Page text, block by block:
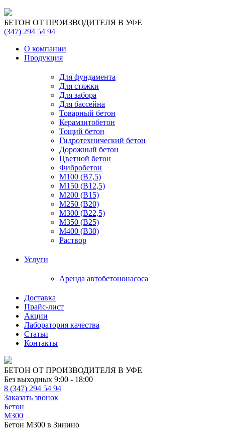
БЕТОН ОТ ПРОИЗВОДИТЕЛЯ В УФЕ
(347) 294 54 94
О компании
Продукция
Для фундамента
Для стяжки
Для забора
Для бассейна
Товарный бетон
Керамзитобетон
Тощий бетон
Гидротехнический бетон
Дорожный бетон
Цветной бетон
Фибробетон
М100 (В7,5)
М150 (В12,5)
М200 (В15)
М250 (В20)
М300 (В22,5)
М350 (В25)
М400 (В30)
Раствор
Услуги
Аренда автобетононасоса
Доставка
Прайс-лист
Акции
Лаборатория качества
Статьи
Контакты
БЕТОН ОТ ПРОИЗВОДИТЕЛЯ В УФЕ
Без выходных 9:00 - 18:00
8 (347) 294 54 94
Заказать звонок
Бетон
М300
Бетон М300 в Зинино